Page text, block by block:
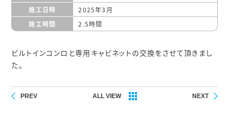
施工日時
2025年3月
施工時間
2.5時間
ビルトインコンロと専用キャビネットの交換をさせて頂きまし
た。
PREV ALL VIEW NEXT